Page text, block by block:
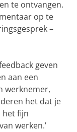
te ontvangen.
op te
–
geven
aan een
werknemer,
het dat je
het fijn
werken.’